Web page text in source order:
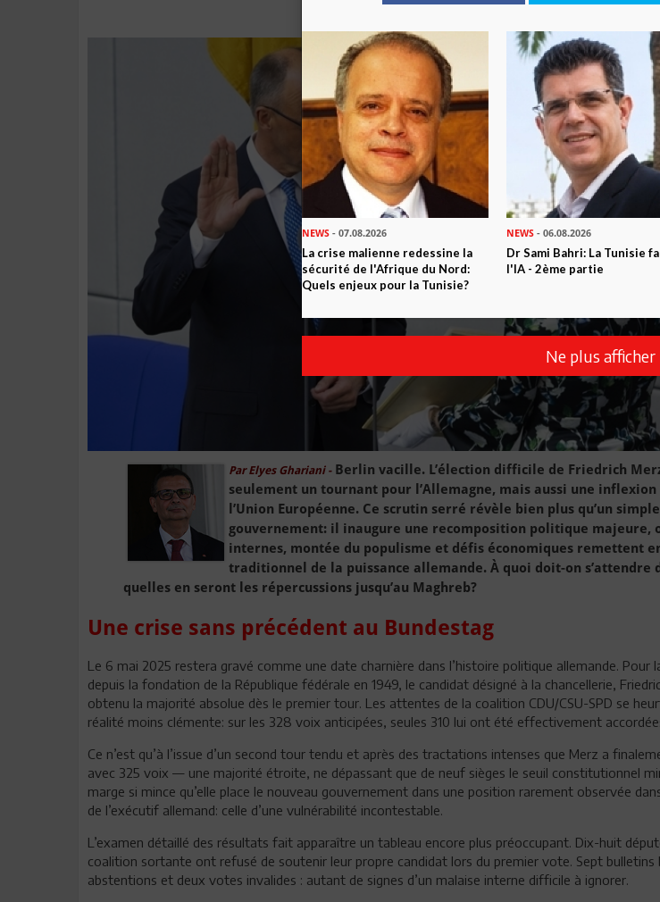
Par Elyes Ghariani - Berlin vacille. L’élection difficile de Friedrich
seulement un tournant pour l’Allemagne, mais aussi une
l’Union Européenne. Ce scrutin serré révèle bien plus qu’un
gouvernement: il inaugure une recomposition politique majeure,
internes, montée du populisme et défis économiques remettent
traditionnel de la puissance allemande. À quoi doit-on s’attendre
quelles en seront les répercussions jusqu’au Maghreb?
Une crise sans précédent au Bundestag
Le 6 mai 2025 restera gravé comme une date charnière dans l’histoire politique allemande. Pour
depuis la fondation de la République fédérale en 1949, le candidat désigné à la chancellerie,
obtenu la majorité absolue dès le premier tour. Les attentes de la coalition CDU/CSU-SPD se
réalité moins clémente: sur les 328 voix anticipées, seules 310 lui ont été effectivement
Ce n’est qu’à l’issue d’un second tour tendu et après des tractations intenses que Merz a
avec 325 voix — une majorité étroite, ne dépassant que de neuf sièges le seuil constitutionnel
marge si mince qu’elle place le nouveau gouvernement dans une position rarement observée
de l’exécutif allemand: celle d’une vulnérabilité incontestable.
L’examen détaillé des résultats fait apparaître un tableau encore plus préoccupant. Dix-huit
coalition sortante ont refusé de soutenir leur propre candidat lors du premier vote. Sept bulletins
abstentions et deux votes invalides : autant de signes d’un malaise interne difficile à ignorer.
NEWS - 07.08.2026
La crise malienne redessine la
sécurité de l'Afrique du Nord:
Quels enjeux pour la Tunisie?
NEWS - 06.08.2026
Dr Sami Bahri: La Tunisie
l'IA - 2ème partie
Ne plus afficher